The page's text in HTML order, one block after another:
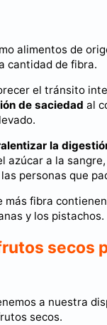
alimentos de
cantidad de fibra.
el tránsito
de saciedad al
la
azúcar a la
personas que
más fibra
y los pistachos.
secos
a nuestra
secos.